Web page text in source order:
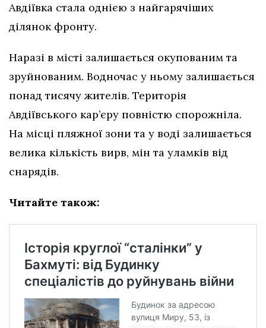
Авдіївка стала однією з найгарячіших
ділянок фронту.
Наразі в місті залишається окупованим та
зруйнованим. Водночас у ньому залишається
понад тисячу жителів. Територія
Авдіївського кар’єру повністю спорожніла.
На місці пляжної зони та у воді залишається
велика кількість вирв, мін та уламків від
снарядів.
Читайте також: